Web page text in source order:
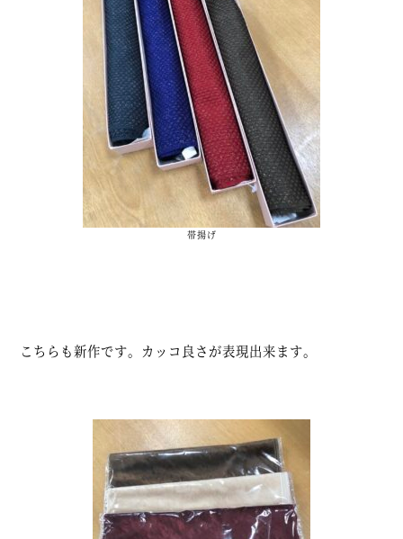
帯揚げ
こちらも新作です。カッコ良さが表現出来ます。